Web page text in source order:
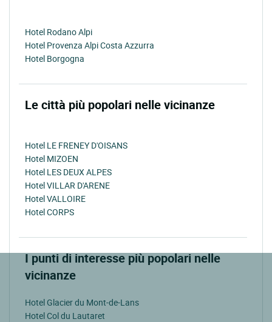
Hotel Rodano Alpi
Hotel Provenza Alpi Costa Azzurra
Hotel Borgogna
Le città più popolari nelle vicinanze
Hotel LE FRENEY D'OISANS
Hotel MIZOEN
Hotel LES DEUX ALPES
Hotel VILLAR D'ARENE
Hotel VALLOIRE
Hotel CORPS
I punti di interesse più popolari nelle
vicinanze
Hotel Glacier du Mont-de-Lans
Hotel Col du Lautaret